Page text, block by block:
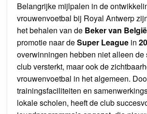
Belangrijke mijlpalen in de
vrouwenvoetbal bij Royal Antwerp
het behalen van de Beker van België
promotie naar deSuper League in
overwinningen hebben niet alleen de
club versterkt, maar ook de
vrouwenvoetbal in het algemeen.
trainingsfaciliteiten en
lokale scholen, heeft de club